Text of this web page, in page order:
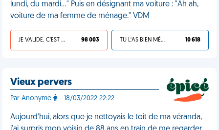
lundi, du mardi..." Puis en désignant ma voiture : "Ah ah,
voiture de ma femme de ménage." VDM
JE VALIDE, C'EST UNE VDM 98 003 TU L'AS BIEN MÉRITÉ 10 618
Vieux pervers
Par Anonyme - 18/03/2022 22:22
Aujourd'hui, alors que je nettoyais le toit de ma véranda,